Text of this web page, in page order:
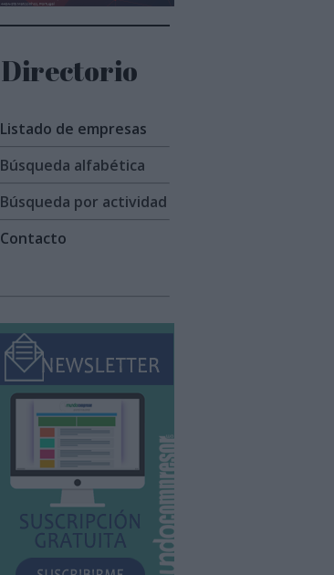
Directorio
Listado de empresas
Búsqueda alfabética
Búsqueda por actividad
Contacto